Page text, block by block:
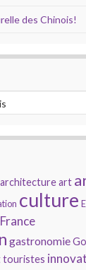
des Chinois!
architectureart
culture
France
gastronomie
touristes